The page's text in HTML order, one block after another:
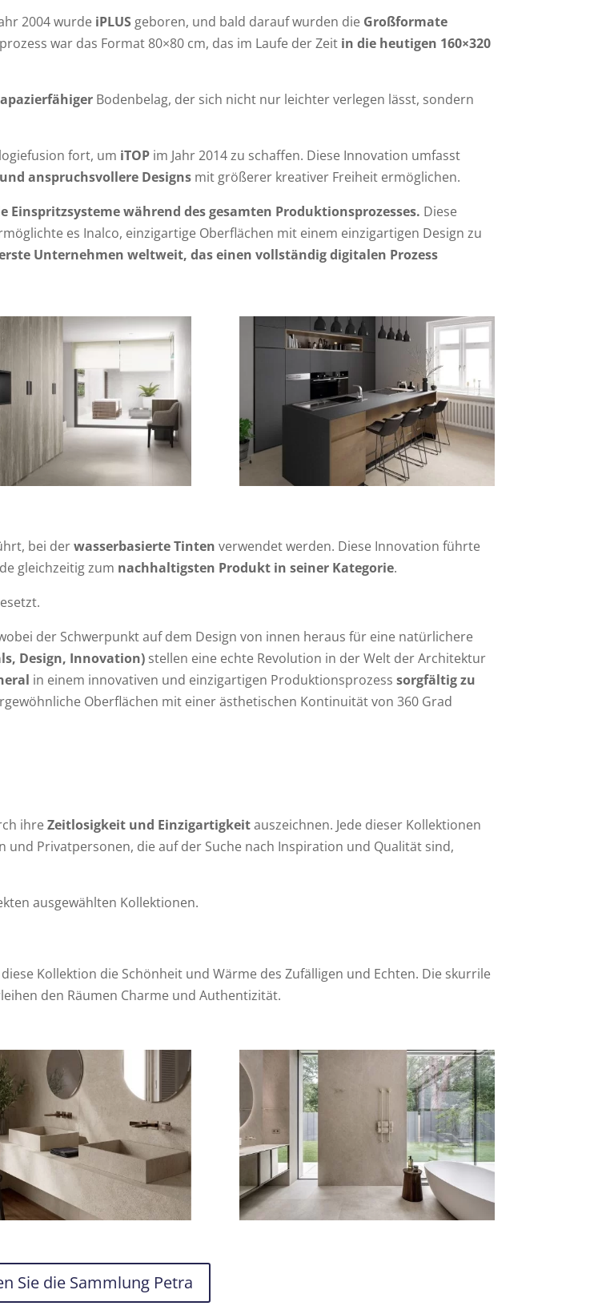
2004 wurde iPLUS geboren, und bald darauf wurden die Großformate
war das Format 80×80 cm, das im Laufe der Zeit in die heutigen 160×320
Bodenbelag, der sich nicht nur leichter verlegen lässt, sondern
fort, um iTOP im Jahr 2014 zu schaffen. Diese Innovation umfasst
anspruchsvollere Designs mit größerer kreativer Freiheit ermöglichen.
Einspritzsysteme während des gesamten Produktionsprozesses. Diese
es Inalco, einzigartige Oberflächen mit einem einzigartigen Design zu
Unternehmen weltweit, das einen vollständig digitalen Prozess
bei derwasserbasierte Tinten verwendet werden. Diese Innovation führte
gleichzeitig zum nachhaltigsten Produkt in seiner Kategorie.
der Schwerpunkt auf dem Design von innen heraus für eine natürlichere
Design, Innovation) stellen eine echte Revolution in der Welt der Architektur
in einem innovativen und einzigartigen Produktionsprozesssorgfältig zu
Oberflächen mit einer ästhetischen Kontinuität von 360 Grad
ihreZeitlosigkeit und Einzigartigkeitauszeichnen. Jede dieser Kollektionen
Privatpersonen, die auf der Suche nach Inspiration und Qualität sind,
ausgewählten Kollektionen.
Kollektion die Schönheit und Wärme des Zufälligen und Echten. Die skurrile
den Räumen Charme und Authentizität.
Sie die Sammlung Petra